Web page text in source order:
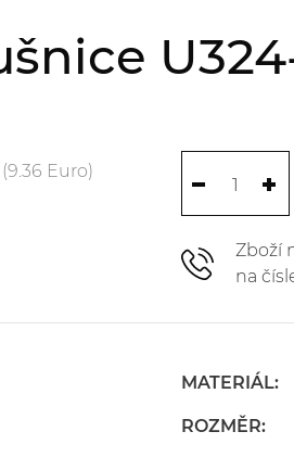
(9.36 Euro)
Zboží
na
MATERIÁL:
ROZMĚR: